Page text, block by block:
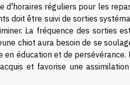
d'horaires réguliers pour les
doit être suivi de sorties
La fréquence des sorties
chiot aura besoin de se
éducation et de
et favorise une